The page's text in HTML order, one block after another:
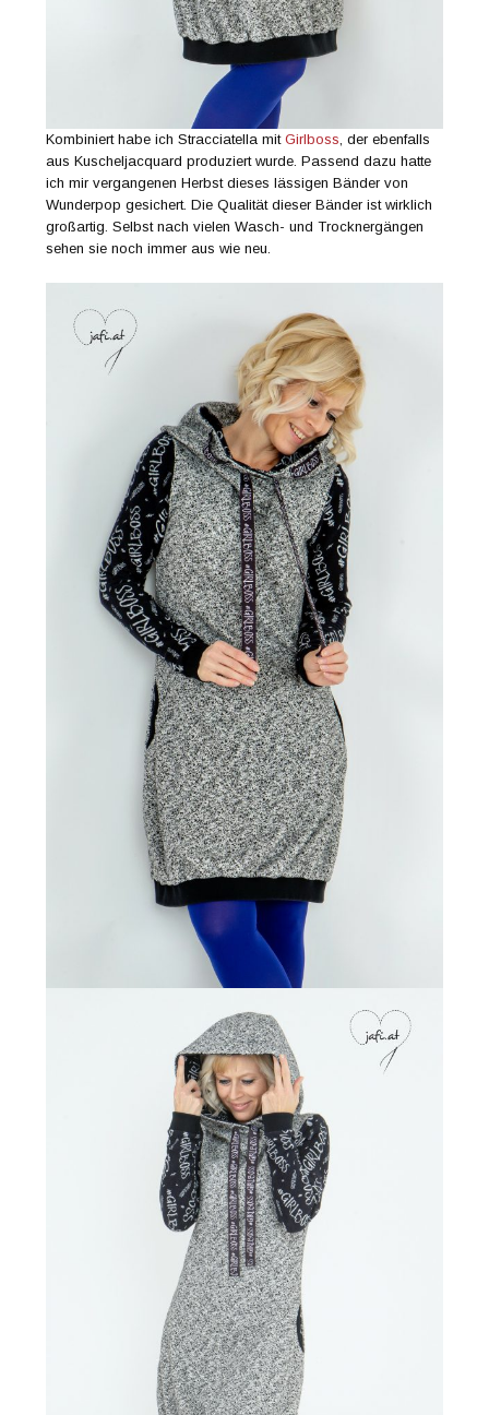
Kombiniert habe ich Stracciatella mitGirlboss, der ebenfalls
aus Kuscheljacquard produziert wurde. Passend dazu hatte
ich mir vergangenen Herbst dieses lässigen Bänder von
Wunderpop gesichert. Die Qualität dieser Bänder ist wirklich
großartig. Selbst nach vielen Wasch- und Trocknergängen
sehen sie noch immer aus wie neu.